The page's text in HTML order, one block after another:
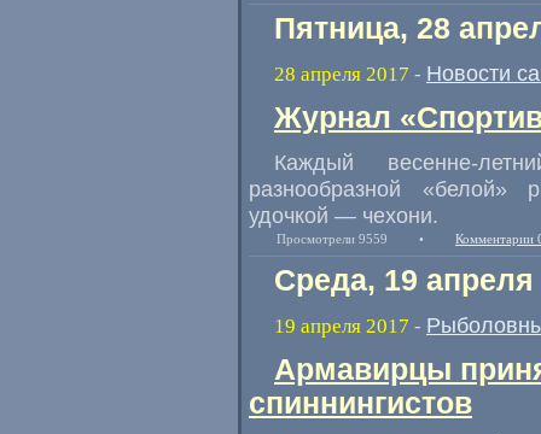
Пятница, 28
28 апреля 2017 - Новости
Журнал
Каждый весенне-
разнообразной
удочкой — чехони.
Просмотрели 9559 • Комментарии
Среда, 19 апреля
19 апреля 2017 -
Армавирцы
спиннингистов